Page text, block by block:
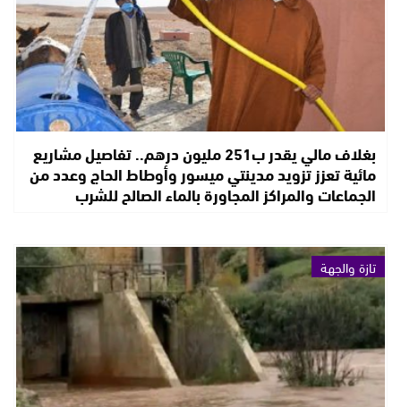
بغلاف مالي يقدر ب251 مليون درهم.. تفاصيل مشاريع
مائية تعزز تزويد مدينتي ميسور وأوطاط الحاج وعدد من
الجماعات والمراكز المجاورة بالماء الصالح للشرب
تازة والجهة